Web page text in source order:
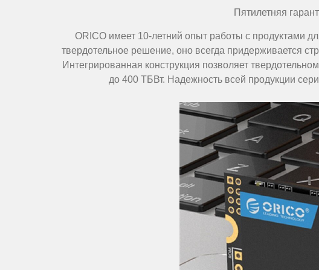
Пятилетняя
ORICO имеет 10-летний опыт работы с продуктами
твердотельное решение, оно всегда придерживается
Интегрированная конструкция позволяет
до 400 ТБВт. Надежность всей продукции